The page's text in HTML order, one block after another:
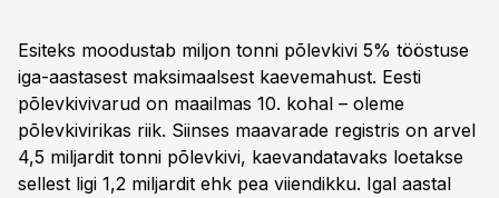
Esiteks moodustab miljon tonni põlevkivi 5% tööstuse
iga-aastasest maksimaalsest kaevemahust. Eesti
põlevkivivarud on maailmas 10. kohal – oleme
põlevkivirikas riik. Siinses maavarade registris on arvel
4,5 miljardit tonni põlevkivi, kaevandatavaks loetakse
sellest ligi 1,2 miljardit ehk pea viiendikku. Igal aastal